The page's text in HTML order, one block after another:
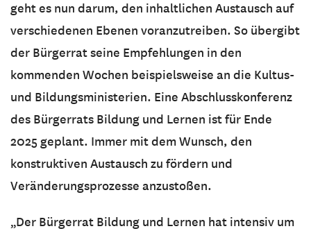
geht es nun darum, den inhaltlichen Austausch auf
verschiedenen Ebenen voranzutreiben. So übergibt
der Bürgerrat seine Empfehlungen in den
kommenden Wochen beispielsweise an die Kultus-
und Bildungsministerien. Eine Abschlusskonferenz
des Bürgerrats Bildung und Lernen ist für Ende
2025 geplant. Immer mit dem Wunsch, den
konstruktiven Austausch zu fördern und
Veränderungsprozesse anzustoßen.
„Der Bürgerrat Bildung und Lernen hat intensiv um